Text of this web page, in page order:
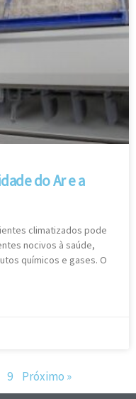
do Ar e a
climatizados pode
nocivos à saúde,
químicos e gases. O
9 Próximo »